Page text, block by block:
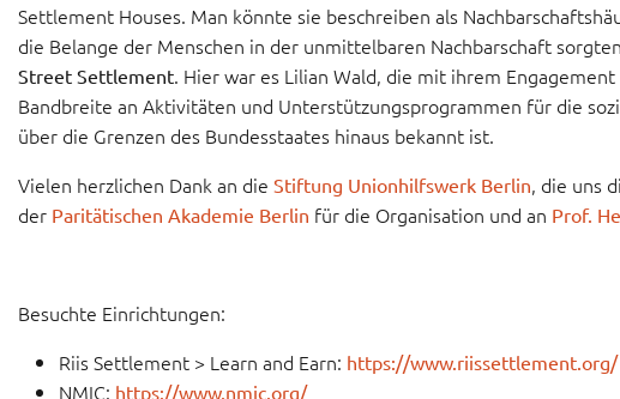
Settlement Houses. Man könnte sie beschreiben als
die Belange der Menschen in der unmittelbaren Nachbarschaft
Street Settlement. Hier war es Lilian Wald, die mit ihrem
Bandbreite an Aktivitäten und Unterstützungsprogrammen für die
über die Grenzen des Bundesstaates hinaus bekannt ist.
Vielen herzlichen Dank an die Stiftung Unionhilfswerk Berlin, die uns
der Paritätischen Akademie Berlin für die Organisation und an Prof.
Besuchte Einrichtungen:
Riis Settlement > Learn and Earn: https://www.riissettlement.org/
NMIC: https://www.nmic.org/